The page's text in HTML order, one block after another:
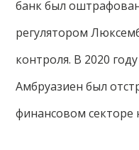
банк был
регулятором
контроля. В 2020
Амбруазиен был
финансовом секторе